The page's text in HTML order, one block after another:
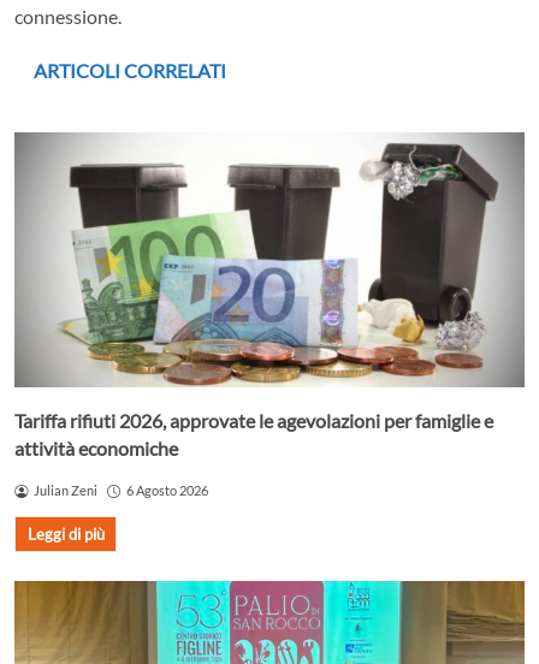
connessione.
ARTICOLI CORRELATI
Tariffa rifiuti 2026, approvate le agevolazioni per famiglie e
attività economiche
Julian Zeni 6 Agosto 2026
Leggi di più